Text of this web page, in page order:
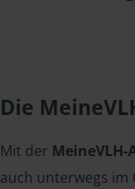
Die
Mit der MeineVLH-
auch unterwegs im